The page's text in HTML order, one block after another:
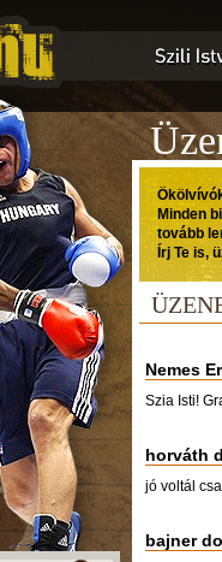
Minden
tovább
Írj Te is,
Nemes
Szia Isti!
horváth
jó voltál
bajner